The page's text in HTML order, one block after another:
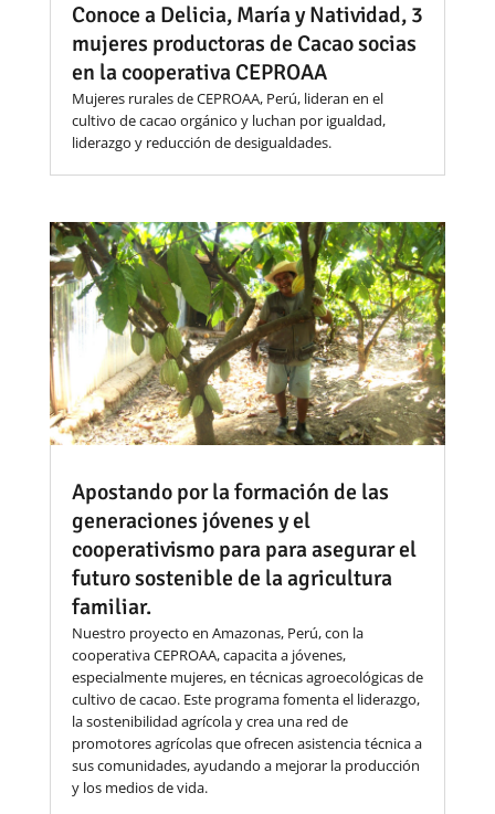
Conoce a Delicia, María y Natividad, 3
mujeres productoras de Cacao socias
en la cooperativa CEPROAA
Mujeres rurales de CEPROAA, Perú, lideran en el
cultivo de cacao orgánico y luchan por igualdad,
liderazgo y reducción de desigualdades.
Apostando por la formación de las
generaciones jóvenes y el
cooperativismo para para asegurar el
futuro sostenible de la agricultura
familiar.
Nuestro proyecto en Amazonas, Perú, con la
cooperativa CEPROAA, capacita a jóvenes,
especialmente mujeres, en técnicas agroecológicas de
cultivo de cacao. Este programa fomenta el liderazgo,
la sostenibilidad agrícola y crea una red de
promotores agrícolas que ofrecen asistencia técnica a
sus comunidades, ayudando a mejorar la producción
y los medios de vida.